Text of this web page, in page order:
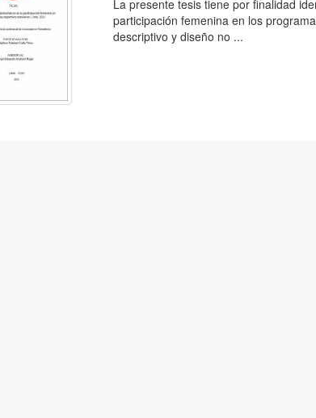
La presente tesis tiene por finalidad
participación femenina en los
descriptivo y diseño no ...